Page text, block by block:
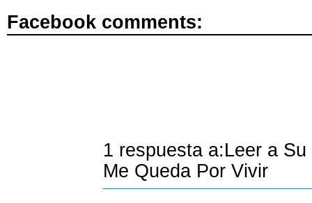
Facebook comments:
1 respuesta a:Leer a
Me Queda Por Vivir